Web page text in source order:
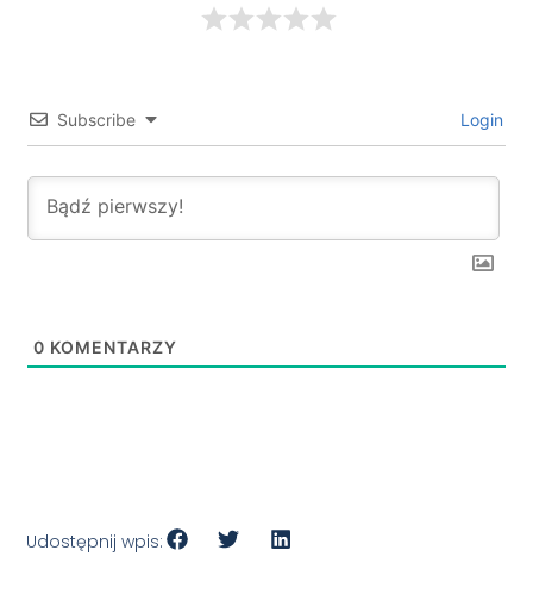
Subscribe Login
0 KOMENTARZY
Udostępnij wpis: